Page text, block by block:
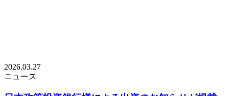
2026.03.27
ニュース